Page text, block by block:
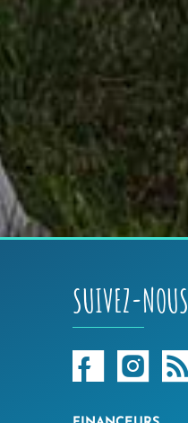
SUIVEZ-NOUS